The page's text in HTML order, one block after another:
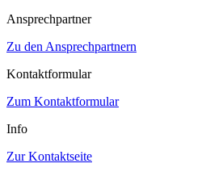
Ansprechpartner
Zu den Ansprechpartnern
Kontaktformular
Zum Kontaktformular
Info
Zur Kontaktseite